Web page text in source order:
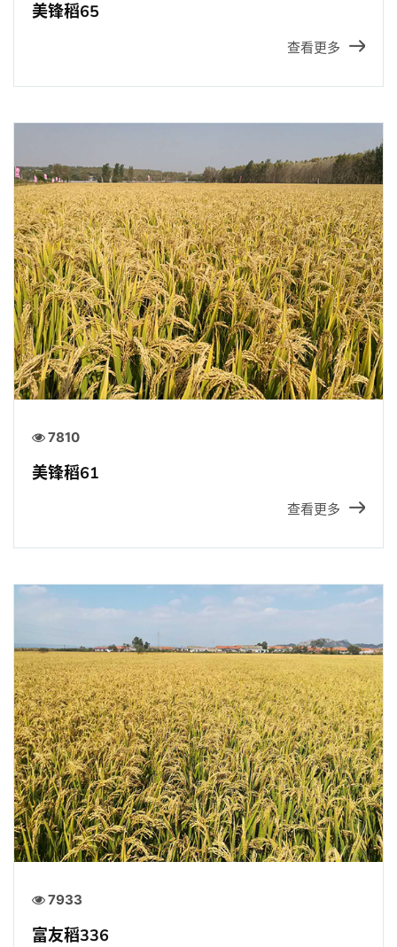
美锋稻65
查看更多
7810
美锋稻61
查看更多
7933
富友稻336